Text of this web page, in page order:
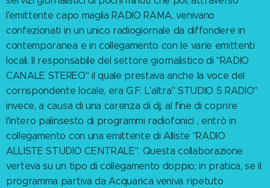
l'emittente capo maglia RADIO RAMA, venivano
confezionati in un unico radiogiornale da diffondere in
contemporanea e in collegamento con le varie emittenti
locali. Il responsabile del settore giornalistico di "RADIO
CANALE STEREO" il quale prestava anche la voce del
corrispondente locale, era G.F. L'altra" STUDIO 5 RADIO"
invece, a causa di una carenza di dj, al fine di coprire
l'intero palinsesto di programmi radiofonici , entrò in
collegamento con una emittente di Alliste "RADIO
ALLISTE STUDIO CENTRALE". Questa collaborazione
verteva su un tipo di collegamento doppio; in pratica, se il
programma partiva da Acquarica veniva ripetuto